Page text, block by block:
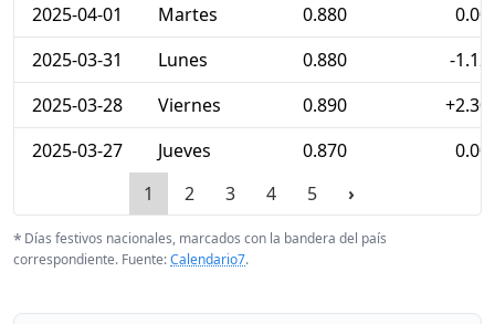
2025-04-01
Martes 0.880
2025-03-31
Lunes 0.880
-
2025-03-28
Viernes 0.890
2025-03-27
Jueves 0.870
1
2 3 4 5 ›
* Días festivos nacionales, marcados con la bandera del país
correspondiente. Fuente:Calendario7.